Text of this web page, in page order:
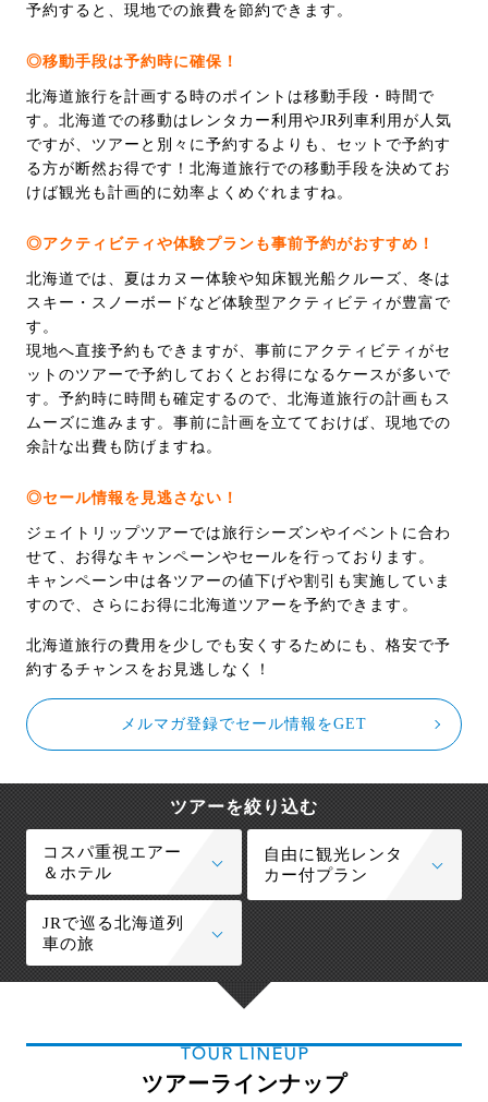
予約すると、現地での旅費を節約できます。
◎移動手段は予約時に確保！
北海道旅行を計画する時のポイントは移動手段・時間で
す。北海道での移動はレンタカー利用やJR列車利用が人気
ですが、ツアーと別々に予約するよりも、セットで予約す
る方が断然お得です！北海道旅行での移動手段を決めてお
けば観光も計画的に効率よくめぐれますね。
◎アクティビティや体験プランも事前予約がおすすめ！
北海道では、夏はカヌー体験や知床観光船クルーズ、冬は
スキー・スノーボードなど体験型アクティビティが豊富で
す。
現地へ直接予約もできますが、事前にアクティビティがセ
ットのツアーで予約しておくとお得になるケースが多いで
す。予約時に時間も確定するので、北海道旅行の計画もス
ムーズに進みます。事前に計画を立てておけば、現地での
余計な出費も防げますね。
◎セール情報を見逃さない！
ジェイトリップツアーでは旅行シーズンやイベントに合わ
せて、お得なキャンペーンやセールを行っております。
キャンペーン中は各ツアーの値下げや割引も実施していま
すので、さらにお得に北海道ツアーを予約できます。
北海道旅行の費用を少しでも安くするためにも、格安で予
約するチャンスをお見逃しなく！
メルマガ登録でセール情報をGET
ツアーを絞り込む
コスパ重視エアー
＆ホテル
自由に観光レンタ
カー付プラン
JRで巡る北海道列
車の旅
TOUR LINEUP
ツアーラインナップ